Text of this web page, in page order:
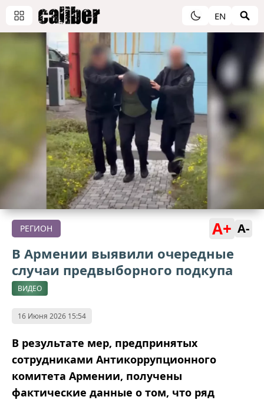
EN
РЕГИОН A+ A-
В Армении выявили очередные
случаи предвыборного подкупа
ВИДЕО
16 Июня 2026 15:54
В результате мер, предпринятых
сотрудниками Антикоррупционного
комитета Армении, получены
фактические данные о том, что ряд